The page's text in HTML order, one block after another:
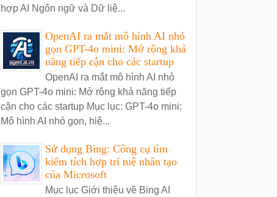
hợp AI Ngôn ngữ và Dữ liệ...
OpenAI ra mắt mô hình AI nhỏ
gọn GPT-4o mini: Mở rộng khả
năng tiếp cận cho các startup
OpenAI ra mắt mô hình AI nhỏ
gọn GPT-4o mini: Mở rộng khả năng tiếp
cận cho các startup Mục lục: GPT-4o mini:
Mô hình AI nhỏ gọn, hiệ...
Sử dụng Bing: Công cụ tìm
kiếm tích hợp trí tuệ nhân tạo
của Microsoft
Mục lục Giới thiệu về Bing AI